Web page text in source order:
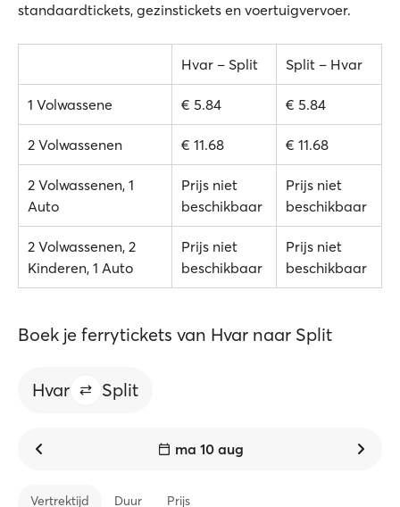
standaardtickets, gezinstickets en voertuigvervoer.
Hvar – Split Split – Hvar
1 Volwassene € 5.84 € 5.84
2 Volwassenen € 11.68 € 11.68
2 Volwassenen, 1
Auto
Prijs niet
beschikbaar
Prijs niet
beschikbaar
2 Volwassenen, 2
Kinderen, 1 Auto
Prijs niet
beschikbaar
Prijs niet
beschikbaar
Boek je ferrytickets van Hvar naar Split
Hvar Split
ma 10 aug
Vertrektijd Duur Prijs